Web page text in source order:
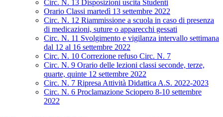
Circ. N. 13 Disposizioni uscita Studenti
Orario Classi martedì 13 settembre 2022
Circ. N. 12 Riammissione a scuola in caso di presenza
di medicazioni, suture o apparecchi gessati
Circ. N. 11 Svolgimento e vigilanza intervallo settimana
dal 12 al 16 settembre 2022
Circ. N. 10 Correzione refuso Circ. N. 7
Circ. N. 9 Orario delle lezioni classi seconde, terze,
quarte, quinte 12 settembre 2022
Circ. N. 7 Ripresa Attività Didattica A.S. 2022-2023
Circ. N. 6 Proclamazione Sciopero 8-10 settembre
2022